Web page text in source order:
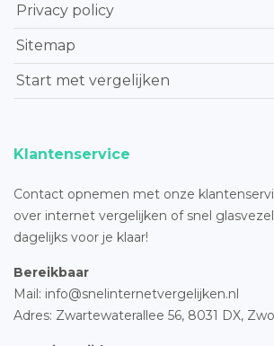
Privacy policy
Sitemap
Start met vergelijken
Klantenservice
Contact opnemen met onze
over internet vergelijken of snel
dagelijks voor je klaar!
Bereikbaar
Mail: info@snelinternetvergelijken.nl
Adres: Zwartewaterallee 56, 8031 DX,